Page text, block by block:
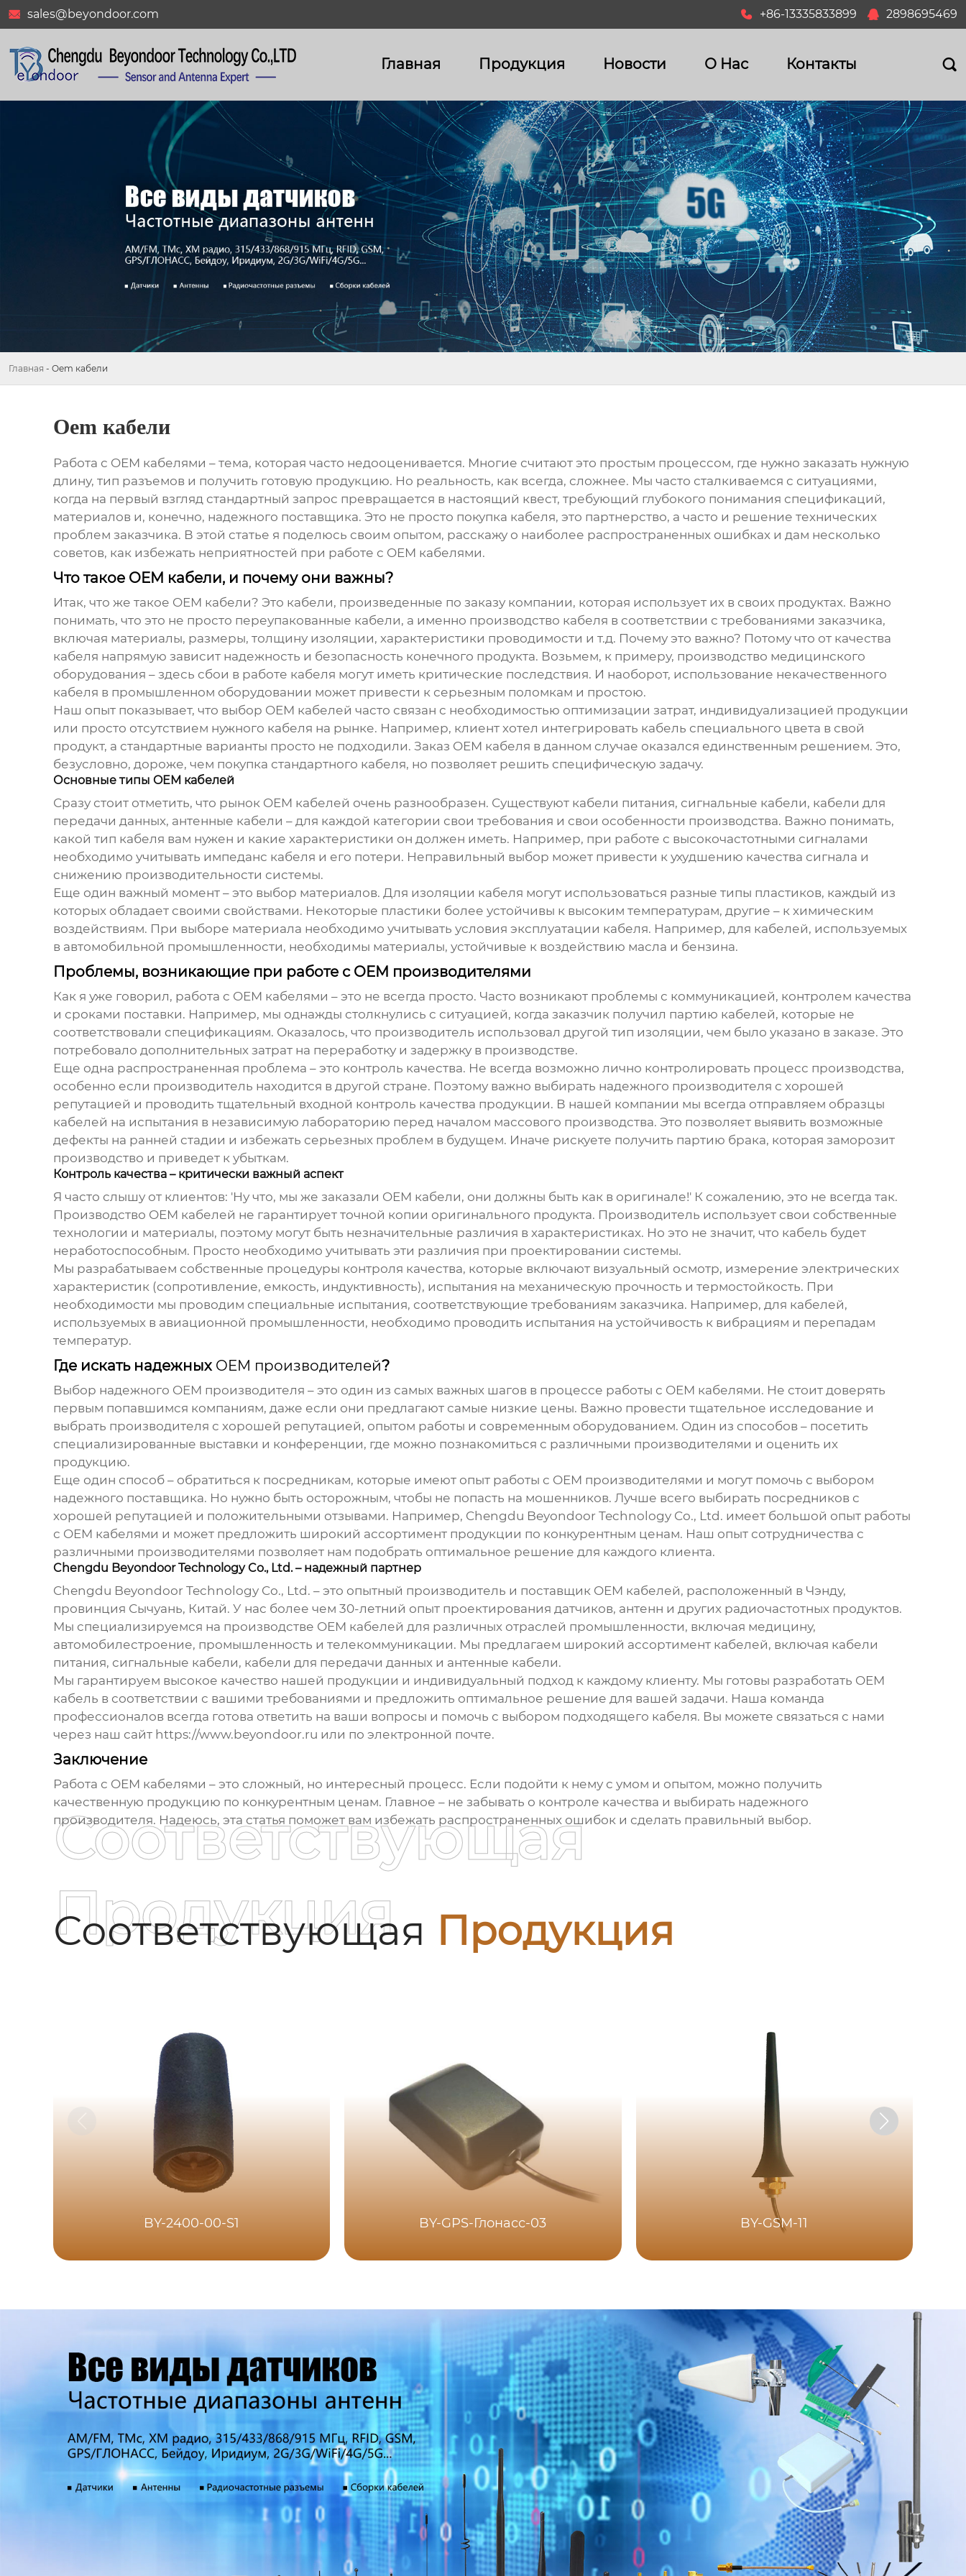
 sales@beyondoor.com  +86-13335833899  2898695469
Главная Продукция Новости О Hас Контакты 
Главная - Oem кабели
Oem кабели
Работа с OEM кабелями – тема, которая часто недооценивается. Многие считают это простым процессом, где нужно заказать нужную
длину, тип разъемов и получить готовую продукцию. Но реальность, как всегда, сложнее. Мы часто сталкиваемся с ситуациями,
когда на первый взгляд стандартный запрос превращается в настоящий квест, требующий глубокого понимания спецификаций,
материалов и, конечно, надежного поставщика. Это не просто покупка кабеля, это партнерство, а часто и решение технических
проблем заказчика. В этой статье я поделюсь своим опытом, расскажу о наиболее распространенных ошибках и дам несколько
советов, как избежать неприятностей при работе с OEM кабелями.
Что такое OEM кабели, и почему они важны?
Итак, что же такое OEM кабели? Это кабели, произведенные по заказу компании, которая использует их в своих продуктах. Важно
понимать, что это не просто переупакованные кабели, а именно производство кабеля в соответствии с требованиями заказчика,
включая материалы, размеры, толщину изоляции, характеристики проводимости и т.д. Почему это важно? Потому что от качества
кабеля напрямую зависит надежность и безопасность конечного продукта. Возьмем, к примеру, производство медицинского
оборудования – здесь сбои в работе кабеля могут иметь критические последствия. И наоборот, использование некачественного
кабеля в промышленном оборудовании может привести к серьезным поломкам и простою.
Наш опыт показывает, что выбор OEM кабелей часто связан с необходимостью оптимизации затрат, индивидуализацией продукции
или просто отсутствием нужного кабеля на рынке. Например, клиент хотел интегрировать кабель специального цвета в свой
продукт, а стандартные варианты просто не подходили. Заказ OEM кабеля в данном случае оказался единственным решением. Это,
безусловно, дороже, чем покупка стандартного кабеля, но позволяет решить специфическую задачу.
Основные типы OEM кабелей
Сразу стоит отметить, что рынок OEM кабелей очень разнообразен. Существуют кабели питания, сигнальные кабели, кабели для
передачи данных, антенные кабели – для каждой категории свои требования и свои особенности производства. Важно понимать,
какой тип кабеля вам нужен и какие характеристики он должен иметь. Например, при работе с высокочастотными сигналами
необходимо учитывать импеданс кабеля и его потери. Неправильный выбор может привести к ухудшению качества сигнала и
снижению производительности системы.
Еще один важный момент – это выбор материалов. Для изоляции кабеля могут использоваться разные типы пластиков, каждый из
которых обладает своими свойствами. Некоторые пластики более устойчивы к высоким температурам, другие – к химическим
воздействиям. При выборе материала необходимо учитывать условия эксплуатации кабеля. Например, для кабелей, используемых
в автомобильной промышленности, необходимы материалы, устойчивые к воздействию масла и бензина.
Проблемы, возникающие при работе с OEM производителями
Как я уже говорил, работа с OEM кабелями – это не всегда просто. Часто возникают проблемы с коммуникацией, контролем качества
и сроками поставки. Например, мы однажды столкнулись с ситуацией, когда заказчик получил партию кабелей, которые не
соответствовали спецификациям. Оказалось, что производитель использовал другой тип изоляции, чем было указано в заказе. Это
потребовало дополнительных затрат на переработку и задержку в производстве.
Еще одна распространенная проблема – это контроль качества. Не всегда возможно лично контролировать процесс производства,
особенно если производитель находится в другой стране. Поэтому важно выбирать надежного производителя с хорошей
репутацией и проводить тщательный входной контроль качества продукции. В нашей компании мы всегда отправляем образцы
кабелей на испытания в независимую лабораторию перед началом массового производства. Это позволяет выявить возможные
дефекты на ранней стадии и избежать серьезных проблем в будущем. Иначе рискуете получить партию брака, которая заморозит
производство и приведет к убыткам.
Контроль качества – критически важный аспект
Я часто слышу от клиентов: 'Ну что, мы же заказали OEM кабели, они должны быть как в оригинале!' К сожалению, это не всегда так.
Производство OEM кабелей не гарантирует точной копии оригинального продукта. Производитель использует свои собственные
технологии и материалы, поэтому могут быть незначительные различия в характеристиках. Но это не значит, что кабель будет
неработоспособным. Просто необходимо учитывать эти различия при проектировании системы.
Мы разрабатываем собственные процедуры контроля качества, которые включают визуальный осмотр, измерение электрических
характеристик (сопротивление, емкость, индуктивность), испытания на механическую прочность и термостойкость. При
необходимости мы проводим специальные испытания, соответствующие требованиям заказчика. Например, для кабелей,
используемых в авиационной промышленности, необходимо проводить испытания на устойчивость к вибрациям и перепадам
температур.
Где искать надежных OEM производителей?
Выбор надежного OEM производителя – это один из самых важных шагов в процессе работы с OEM кабелями. Не стоит доверять
первым попавшимся компаниям, даже если они предлагают самые низкие цены. Важно провести тщательное исследование и
выбрать производителя с хорошей репутацией, опытом работы и современным оборудованием. Один из способов – посетить
специализированные выставки и конференции, где можно познакомиться с различными производителями и оценить их
продукцию.
Еще один способ – обратиться к посредникам, которые имеют опыт работы с OEM производителями и могут помочь с выбором
надежного поставщика. Но нужно быть осторожным, чтобы не попасть на мошенников. Лучше всего выбирать посредников с
хорошей репутацией и положительными отзывами. Например, Chengdu Beyondoor Technology Co., Ltd. имеет большой опыт работы
с OEM кабелями и может предложить широкий ассортимент продукции по конкурентным ценам. Наш опыт сотрудничества с
различными производителями позволяет нам подобрать оптимальное решение для каждого клиента.
Chengdu Beyondoor Technology Co., Ltd. – надежный партнер
Chengdu Beyondoor Technology Co., Ltd. – это опытный производитель и поставщик OEM кабелей, расположенный в Чэнду,
провинция Сычуань, Китай. У нас более чем 30-летний опыт проектирования датчиков, антенн и других радиочастотных продуктов.
Мы специализируемся на производстве OEM кабелей для различных отраслей промышленности, включая медицину,
автомобилестроение, промышленность и телекоммуникации. Мы предлагаем широкий ассортимент кабелей, включая кабели
питания, сигнальные кабели, кабели для передачи данных и антенные кабели.
Мы гарантируем высокое качество нашей продукции и индивидуальный подход к каждому клиенту. Мы готовы разработать OEM
кабель в соответствии с вашими требованиями и предложить оптимальное решение для вашей задачи. Наша команда
профессионалов всегда готова ответить на ваши вопросы и помочь с выбором подходящего кабеля. Вы можете связаться с нами
через наш сайт https://www.beyondoor.ru или по электронной почте.
Заключение
Работа с OEM кабелями – это сложный, но интересный процесс. Если подойти к нему с умом и опытом, можно получить
качественную продукцию по конкурентным ценам. Главное – не забывать о контроле качества и выбирать надежного
производителя. Надеюсь, эта статья поможет вам избежать распространенных ошибок и сделать правильный выбор.
Соответствующая Продукция
Соответствующая
Продукция
BY-2400-00-S1 BY-GPS-Глонасс-03 BY-GSM-11